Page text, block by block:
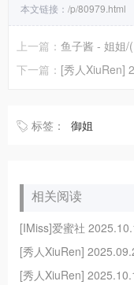
本文链接： /p/80979.html
上一篇： 鱼子酱 - 姐姐/
下一篇： [秀人XiuRen]
标签： 御姐
相关阅读
[IMiss]爱蜜社
[秀人XiuRen]
[秀人XiuRen]